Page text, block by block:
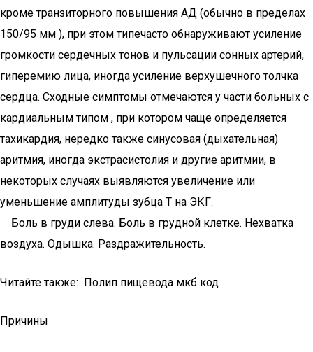
кроме транзиторного повышения АД (обычно в пределах
150/95 мм ), при этом типечасто обнаруживают усиление
громкости сердечных тонов и пульсации сонных артерий,
гиперемию лица, иногда усиление верхушечного толчка
сердца. Сходные симптомы отмечаются у части больных с
кардиальным типом , при котором чаще определяется
тахикардия, нередко также синусовая (дыхательная)
аритмия, иногда экстрасистолия и другие аритмии, в
некоторых случаях выявляются увеличение или
уменьшение амплитуды зубца Т на ЭКГ.
Боль в груди слева. Боль в грудной клетке. Нехватка
воздуха. Одышка. Раздражительность.
Читайте также: Полип пищевода мкб код
Причины